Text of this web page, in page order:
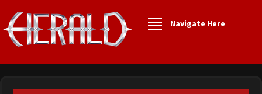
Navigate Here